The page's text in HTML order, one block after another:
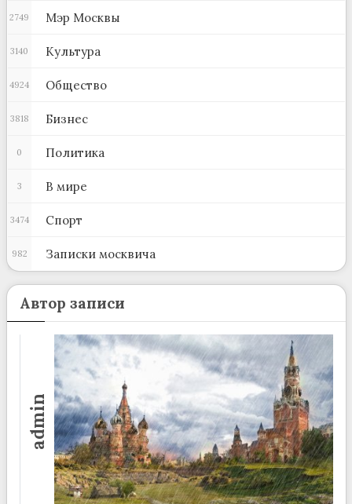
Мэр Москвы
2749
Культура
3140
Общество
4924
Бизнес
3818
Политика
0
В мире
3
Спорт
3474
Записки москвича
982
Автор записи
admin